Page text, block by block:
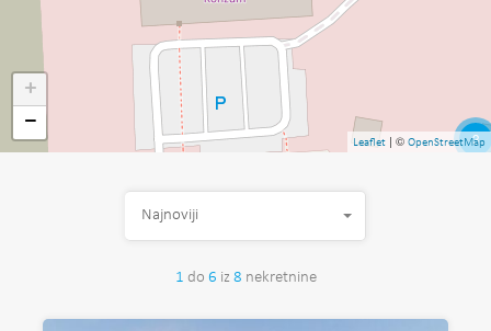
3
+
−
Leaflet | © OpenStreetMap
1 do 6 iz 8 nekretnine
Najnoviji